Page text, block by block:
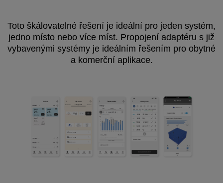
Toto škálovatelné řešení je ideální pro jeden systém,
jedno místo nebo více míst. Propojení adaptéru s již
vybavenými systémy je ideálním řešením pro obytné
a komerční aplikace.